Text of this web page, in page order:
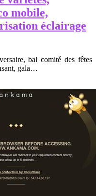
mobile,
éclairage
bal comité des fêtes
gala…